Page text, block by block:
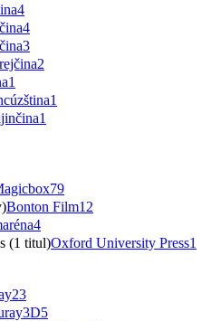
4
4
3
2
1
1
1
79
Bonton Film12
4
(1 titul)Oxford University Press1
23
5